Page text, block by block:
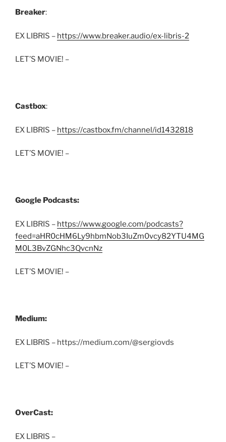
Breaker:
EX LIBRIS – https://www.breaker.audio/ex-libris-2
LET’S MOVIE! –
Castbox:
EX LIBRIS – https://castbox.fm/channel/id1432818
LET’S MOVIE! –
Google Podcasts:
EX LIBRIS – https://www.google.com/podcasts?
feed=aHR0cHM6Ly9hbmNob3IuZm0vcy82YTU4MG
M0L3BvZGNhc3QvcnNz
LET’S MOVIE! –
Medium:
EX LIBRIS – https://medium.com/@sergiovds
LET’S MOVIE! –
OverCast:
EX LIBRIS –